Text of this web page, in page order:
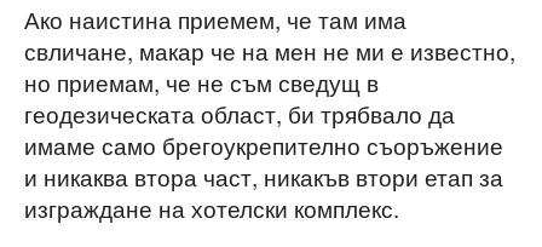
Ако наистина приемем, че там има
свличане, макар че на мен не ми е известно,
но приемам, че не съм сведущ в
геодезическата област, би трябвало да
имаме само брегоукрепително съоръжение
и никаква втора част, никакъв втори етап за
изграждане на хотелски комплекс.